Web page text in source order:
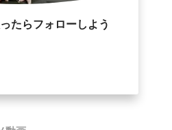
たらフォローしよう